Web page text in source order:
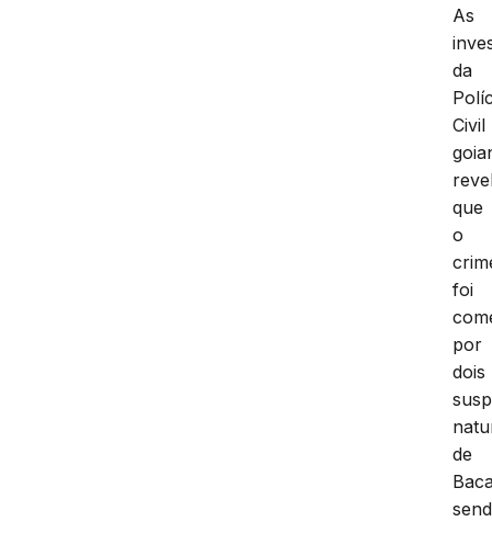
As
da
Civil
que
o
foi
por
dois
de